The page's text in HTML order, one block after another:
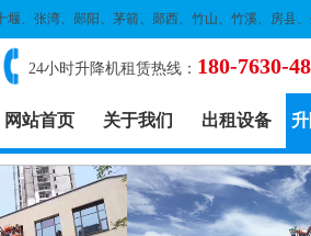
堰、张湾、郧阳、茅箭、郧西、竹山、竹溪、房县、
24小时升降机租赁热线： 180-7630-
网站首页 关于我们 出租设备